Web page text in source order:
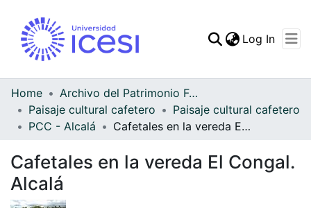
Statistics
Log In
Home
Archivo del Patrimonio Fotográfico y Fílmico del Valle del Cauca
Paisaje cultural cafetero
Paisaje cultural cafetero
PCC - Alcalá
Cafetales en la vereda El Congal. Alcalá
Cafetales en la vereda El Congal.
Alcalá